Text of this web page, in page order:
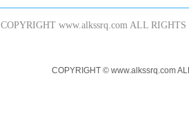
COPYRIGHT www.alkssrq.com ALL
COPYRIGHT © www.alkssrq.com